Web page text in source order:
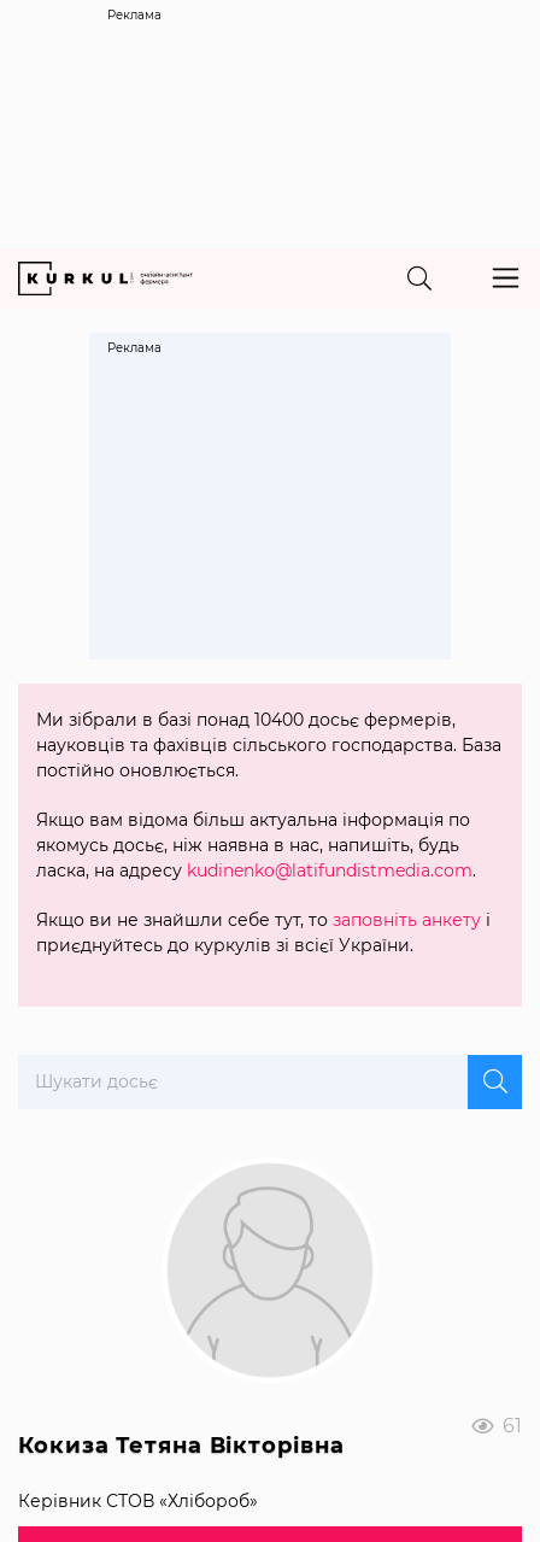
Реклама
61
Кокиза Тетяна Вікторівна
Керівник СТОВ «Хлібороб»
Ми зібрали в базі понад 10400 досьє фермерів,
науковців та фахівців сільського господарства. База
постійно оновлюється.
Якщо вам відома більш актуальна інформація по
якомусь досьє, ніж наявна в нас, напишіть, будь
ласка, на адресу kudinenko@latifundistmedia.com.
Якщо ви не знайшли себе тут, то заповніть анкету і
приєднуйтесь до куркулів зі всієї України.
Реклама